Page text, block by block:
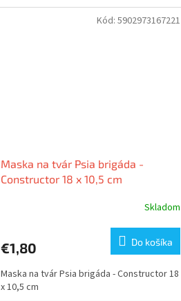
Maska na tvár Psia brigáda -
Constructor 18 x 10,5 cm
Skladom
€1,80 Do košíka
Maska na tvár Psia brigáda - Constructor 18
x 10,5 cm
Kód: 5902973167221